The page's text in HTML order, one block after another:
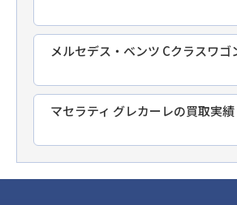
メルセデス・ベンツ Cクラスワゴ
マセラティ グレカーレの買取実績